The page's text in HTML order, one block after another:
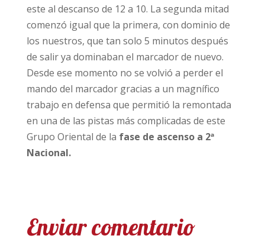
este al descanso de 12 a 10. La segunda mitad
comenzó igual que la primera, con dominio de
los nuestros, que tan solo 5 minutos después
de salir ya dominaban el marcador de nuevo.
Desde ese momento no se volvió a perder el
mando del marcador gracias a un magnífico
trabajo en defensa que permitió la remontada
en una de las pistas más complicadas de este
Grupo Oriental de la fase de ascenso a 2ª
Nacional.
Enviar comentario